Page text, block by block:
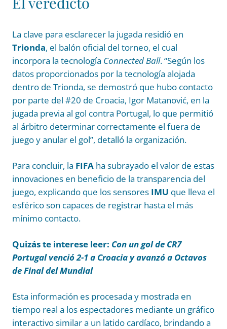
La clave para esclarecer la jugada residió en
Trionda, el balón oficial del torneo, el cual
incorpora la tecnología Connected Ball. “Según los
datos proporcionados por la tecnología alojada
dentro de Trionda, se demostró que hubo contacto
por parte del #20 de Croacia, Igor Matanović, en la
jugada previa al gol contra Portugal, lo que permitió
al árbitro determinar correctamente el fuera de
juego y anular el gol”, detalló la organización.
Para concluir, la FIFA ha subrayado el valor de estas
innovaciones en beneficio de la transparencia del
juego, explicando que los sensores IMU que lleva el
esférico son capaces de registrar hasta el más
mínimo contacto.
Quizás te interese leer: Con un gol de CR7
Portugal venció 2-1 a Croacia y avanzó a Octavos
de Final del Mundial
Esta información es procesada y mostrada en
tiempo real a los espectadores mediante un gráfico
interactivo similar a un latido cardíaco, brindando a